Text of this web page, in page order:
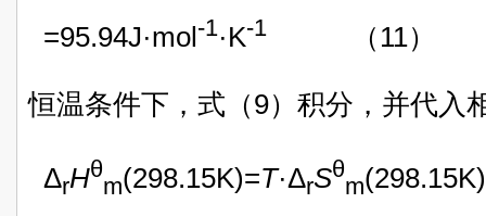
=95.94J·mol-1·K-1 （11）
恒温条件下，式（9）积分，并代入
ΔrHθ
m(298.15K)=T·ΔrSθ
m